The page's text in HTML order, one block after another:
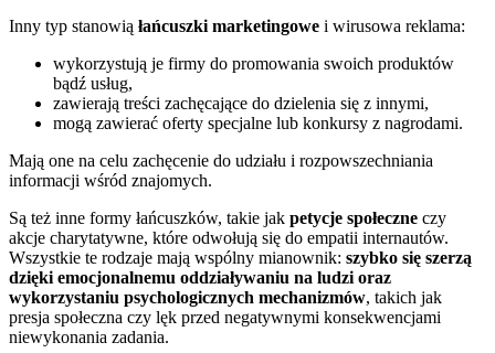
Inny typ stanowią łańcuszki marketingowe i wirusowa reklama:
wykorzystują je firmy do promowania swoich produktów
bądź usług,
zawierają treści zachęcające do dzielenia się z innymi,
mogą zawierać oferty specjalne lub konkursy z nagrodami.
Mają one na celu zachęcenie do udziału i rozpowszechniania
informacji wśród znajomych.
Są też inne formy łańcuszków, takie jak petycje społeczne czy
akcje charytatywne, które odwołują się do empatii internautów.
Wszystkie te rodzaje mają wspólny mianownik: szybko się szerzą
dzięki emocjonalnemu oddziaływaniu na ludzi oraz
wykorzystaniu psychologicznych mechanizmów, takich jak
presja społeczna czy lęk przed negatywnymi konsekwencjami
niewykonania zadania.